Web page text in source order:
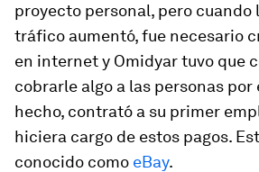
proyecto personal, pero cuando
tráfico aumentó, fue necesario
en internet y Omidyar tuvo que
cobrarle algo a las personas por
hecho, contrató a su primer
hiciera cargo de estos pagos.
conocido como eBay.